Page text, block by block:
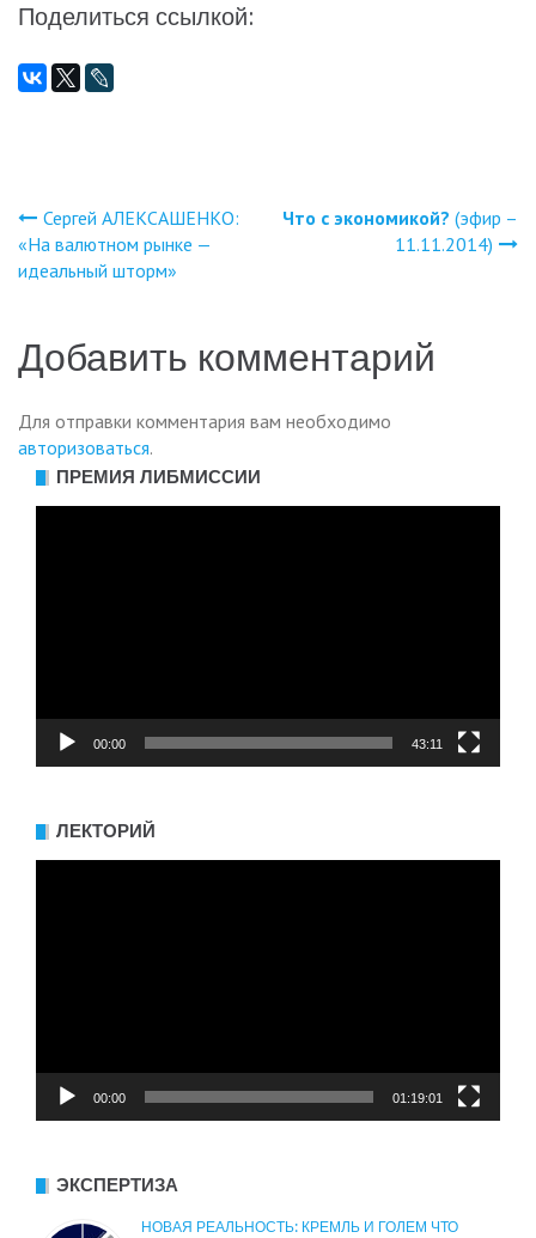
Поделиться ссылкой:
Навигация
по
записям
Сергей АЛЕКСАШЕНКО:
«На валютном рынке —
идеальный шторм»
Что с экономикой? (эфир –
11.11.2014)
Добавить комментарий
Для отправки комментария вам необходимо
авторизоваться.
ПРЕМИЯ ЛИБМИССИИ
00:00 43:11
ЛЕКТОРИЙ
00:00 01:19:01
ЭКСПЕРТИЗА
НОВАЯ РЕАЛЬНОСТЬ: КРЕМЛЬ И ГОЛЕМ ЧТО